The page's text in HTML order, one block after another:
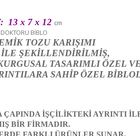
13 x 7 x 12 cm
BİBLO
TOZU KARIŞIMI
ŞEKİLLENDİRİLMİŞ,
TASARIMLI ÖZEL
SAHİP ÖZEL
ÇAPINDA İŞÇİLİKTEKİ AYRINTI
BİR FİRMADIR.
FARKLI ÜRÜNLER SUNAR.